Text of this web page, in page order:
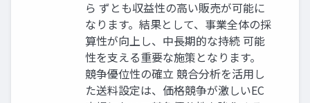
ら ずとも収益性の高い販売が可能に
なります。結果として、事業全体の採
算性が向上し、中長期的な持続 可能
性を支える重要な施策となります。
競争優位性の確立 競合分析を活用し
た送料設定は、価格競争が激しいEC